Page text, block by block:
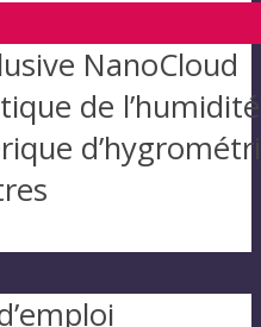
NanoCloud
de l’humidité